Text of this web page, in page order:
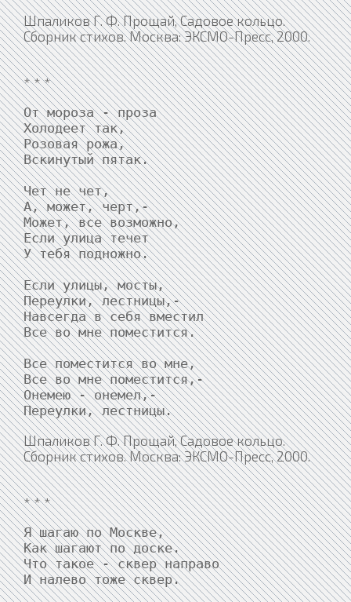
Шпаликов Г. Ф. Прощай, Садовое кольцо.
Сборник стихов. Москва: ЭКСМО-Пресс, 2000.
* * *
От мороза - проза
Холодеет так,
Розовая рожа,
Вскинутый пятак.
Чет не чет,
А, может, черт,-
Может, все возможно,
Если улица течет
У тебя подножно.
Если улицы, мосты,
Переулки, лестницы,-
Навсегда в себя вместил
Все во мне поместится.
Все поместится во мне,
Все во мне поместится,-
Онемею - онемел,-
Переулки, лестницы.
Шпаликов Г. Ф. Прощай, Садовое кольцо.
Сборник стихов. Москва: ЭКСМО-Пресс, 2000.
* * *
Я шагаю по Москве,
Как шагают по доске.
Что такое - сквер направо
И налево тоже сквер.